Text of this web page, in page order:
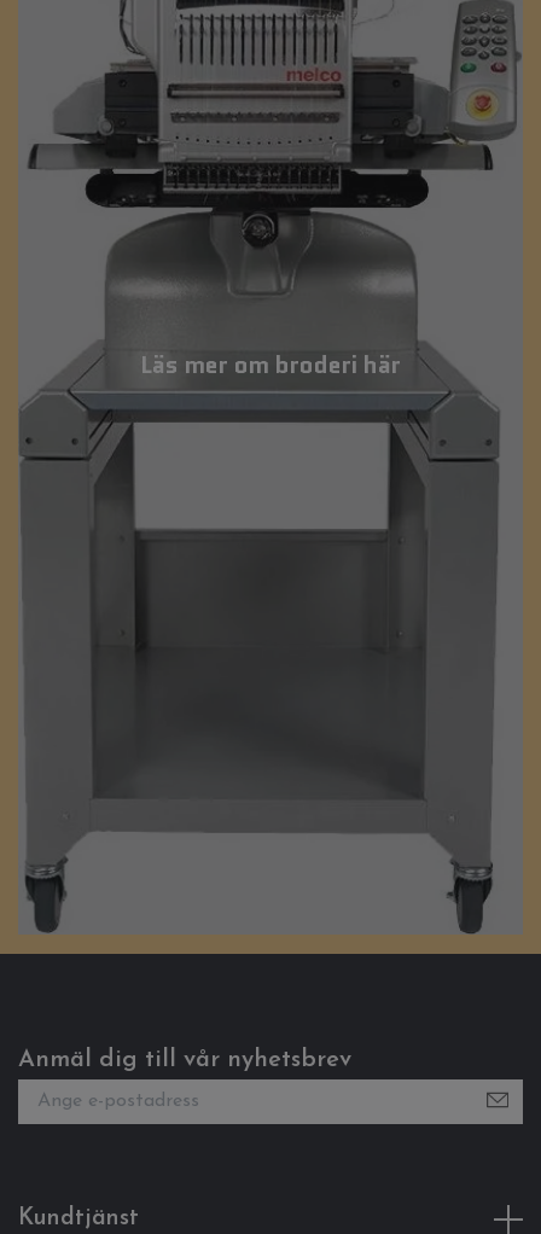
Läs mer om broderi här
Anmäl dig till vår nyhetsbrev
Kundtjänst